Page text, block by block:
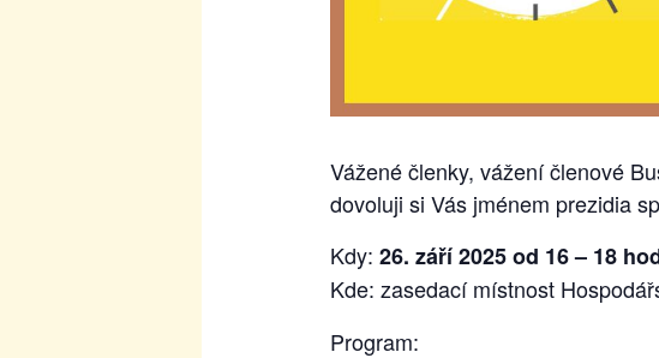
Vážené členky, vážení členové
dovoluji si Vás jménem prezidia
Kdy: 26. září 2025 od 16 – 18
Kde: zasedací místnost
Program: